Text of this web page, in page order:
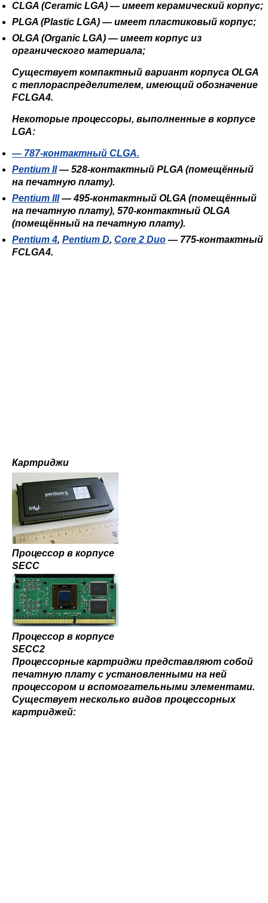
CLGA (Ceramic LGA) — имеет керамический корпус;
PLGA (Plastic LGA) — имеет пластиковый корпус;
OLGA (Organic LGA) — имеет корпус из
органического материала;
Существует компактный вариант корпуса OLGA
с теплораспределителем, имеющий обозначение
FCLGA4.
Некоторые процессоры, выполненные в корпусе
LGA:
— 787-контактный CLGA.
Pentium II— 528-контактный PLGA (помещённый
на печатную плату).
Pentium III— 495-контактный OLGA (помещённый
на печатную плату), 570-контактный OLGA
(помещённый на печатную плату).
Pentium 4, Pentium D, Core 2 Duo — 775-контактный
FCLGA4.
Картриджи
Процессор в корпусе
SECC
Процессор в корпусе
SECC2
Процессорные картриджи представляют собой
печатную плату с установленными на ней
процессором и вспомогательными элементами.
Существует несколько видов процессорных
картриджей: